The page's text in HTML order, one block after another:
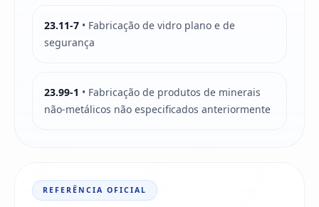
23.11-7 • Fabricação de vidro plano e de
segurança
23.99-1 • Fabricação de produtos de minerais
não-metálicos não especificados anteriormente
REFERÊNCIA OFICIAL